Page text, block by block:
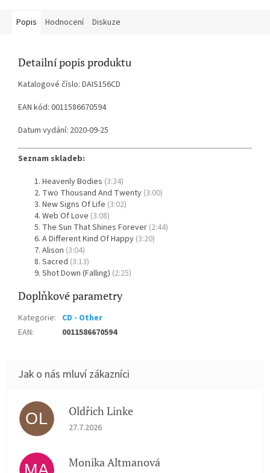
Popis Hodnocení Diskuze
Detailní popis produktu
Katalogové číslo: DAIS156CD
EAN kód: 0011586670594
Datum vydání: 2020-09-25
Seznam skladeb:
Heavenly Bodies (3:34)
Two Thousand And Twenty (3:00)
New Signs Of Life (3:02)
Web Of Love (3:08)
The Sun That Shines Forever (2:44)
A Different Kind Of Happy (3:20)
Alison (3:04)
Sacred (3:13)
Shot Down (Falling) (2:25)
Doplňkové parametry
Kategorie: CD - Other
EAN: 0011586670594
OL Oldřich Linke
Hodnocení obchodu je 5 z 5 hvězdiček.
27.7.2026
Monika Altmanová